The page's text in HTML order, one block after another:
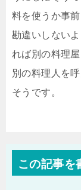
料を使うか事
勘違いしない
れば別の料理
別の料理人を
そうです。
この記事を